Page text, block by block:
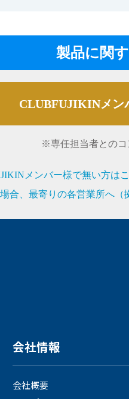
製品に関
CLUBFUJIKINメン
※専任担当者とのコ
メンバー様で無い方は
合、最寄りの各営業所へ（
会社情報
会社概要